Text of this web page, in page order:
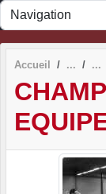
Accueil
Panneau de